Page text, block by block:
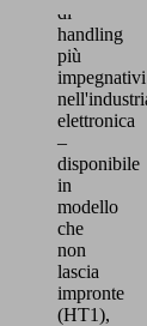
di
handling
più
impegnativi
elettronica
–
disponibile
in
modello
che
non
lascia
impronte
(HT1),